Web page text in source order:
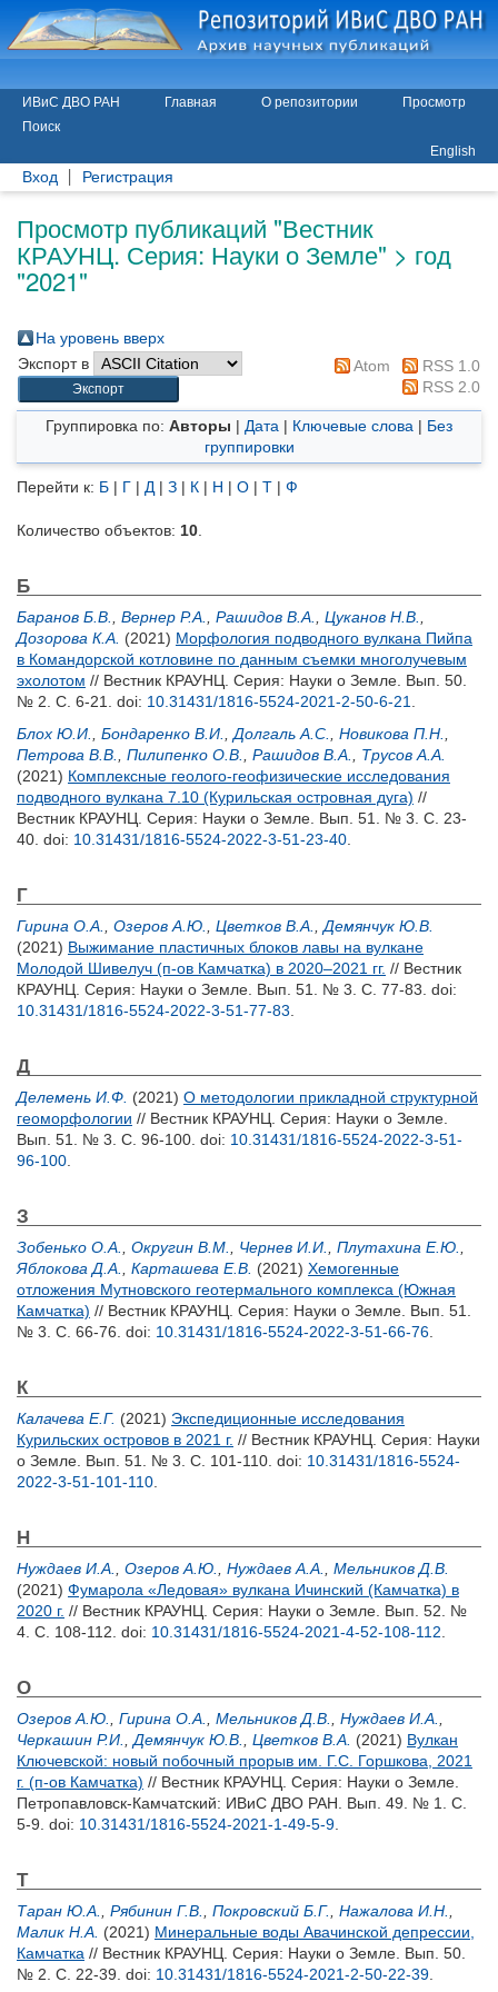
ИВиС ДВО РАН Главная О репозитории
Просмотр
Поиск
English
Вход Регистрация
Просмотр публикаций "Вестник
КРАУНЦ. Серия: Науки о Земле" > год
"2021"
На уровень вверх
Экспорт в
Atom
RSS 1.0
RSS 2.0
Группировка по: Авторы | Дата | Ключевые слова | Без
группировки
Перейти к: Б | Г | Д | З | К | Н | О | Т | Ф
Количество объектов: 10
Б
Баранов Б.В. Вернер Р.А. Рашидов В.А. Цуканов Н.В.
Дозорова К.А. (2021) Морфология подводного вулкана Пийпа
в Командорской котловине по данным съемки многолучевым
эхолотом // Вестник КРАУНЦ. Серия: Науки о Земле. Вып. 50.
№ 2. С. 6-21. doi: 10.31431/1816-5524-2021-2-50-6-21
Блох Ю.И.
Бондаренко В.И. Долгаль А.С. Новикова П.Н.
Петрова В.В.
Пилипенко О.В. Рашидов В.А.
Трусов А.А.
(2021) Комплексные геолого-геофизические исследования
подводного вулкана 7.10 (Курильская островная дуга) //
Вестник КРАУНЦ. Серия: Науки о Земле. Вып. 51. № 3. С. 23-
40. doi: 10.31431/1816-5524-2022-3-51-23-40
Г
Гирина О.А. Озеров А.Ю. Цветков В.А.
Демянчук Ю.В.
(2021) Выжимание пластичных блоков лавы на вулкане
Молодой Шивелуч (п-ов Камчатка) в 2020–2021 гг. // Вестник
КРАУНЦ. Серия: Науки о Земле. Вып. 51. № 3. С. 77-83. doi:
10.31431/1816-5524-2022-3-51-77-83
Д
Делемень И.Ф. (2021) О методологии прикладной структурной
геоморфологии // Вестник КРАУНЦ. Серия: Науки о Земле.
Вып. 51. № 3. С. 96-100. doi: 10.31431/1816-5524-2022-3-51-
96-100
З
Зобенько О.А. Округин В.М. Чернев И.И. Плутахина Е.Ю.
Яблокова Д.А.
Карташева Е.В. (2021) Хемогенные
отложения Мутновского геотермального комплекса (Южная
Камчатка) // Вестник КРАУНЦ. Серия: Науки о Земле. Вып. 51.
№ 3. С. 66-76. doi: 10.31431/1816-5524-2022-3-51-66-76
К
Калачева Е.Г. (2021) Экспедиционные исследования
Курильских островов в 2021 г. // Вестник КРАУНЦ. Серия: Науки
о Земле. Вып. 51. № 3. С. 101-110. doi: 10.31431/1816-5524-
2022-3-51-101-110
Н
Нуждаев И.А. Озеров А.Ю. Нуждаев А.А.
Мельников Д.В.
(2021) Фумарола «Ледовая» вулкана Ичинский (Камчатка) в
2020 г. // Вестник КРАУНЦ. Серия: Науки о Земле. Вып. 52. №
4. С. 108-112. doi: 10.31431/1816-5524-2021-4-52-108-112
О
Озеров А.Ю. Гирина О.А. Мельников Д.В. Нуждаев И.А.
Черкашин Р.И.
Демянчук Ю.В. Цветков В.А. (2021) Вулкан
Ключевской: новый побочный прорыв им. Г.С. Горшкова, 2021
г. (п-ов Камчатка) // Вестник КРАУНЦ. Серия: Науки о Земле.
Петропавловск-Камчатский: ИВиС ДВО РАН. Вып. 49. № 1. С.
5-9. doi: 10.31431/1816-5524-2021-1-49-5-9
Т
Таран Ю.А. Рябинин Г.В. Покровский Б.Г. Нажалова И.Н.
Малик Н.А. (2021) Минеральные воды Авачинской депрессии,
Камчатка // Вестник КРАУНЦ. Серия: Науки о Земле. Вып. 50.
№ 2. С. 22-39. doi: 10.31431/1816-5524-2021-2-50-22-39